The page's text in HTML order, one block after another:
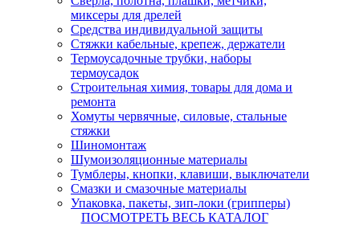
миксеры для дрелей
Средства индивидуальной защиты
Стяжки кабельные, крепеж, держатели
Термоусадочные трубки, наборы
термоусадок
Строительная химия, товары для дома и
ремонта
Хомуты червячные, силовые, стальные
стяжки
Шиномонтаж
Шумоизоляционные материалы
Тумблеры, кнопки, клавиши, выключатели
Смазки и смазочные материалы
Упаковка, пакеты, зип-локи (грипперы)
ПОСМОТРЕТЬ ВЕСЬ КАТАЛОГ